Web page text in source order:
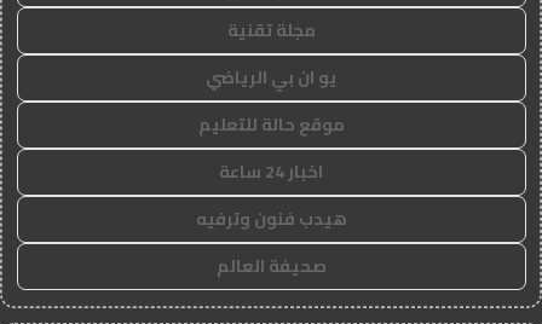
مجلة تقنية
يو ان بي الرياضي
موقع حالة للتعليم
اخبار 24 ساعة
هيدب فنون وترفيه
صحيفة العالم